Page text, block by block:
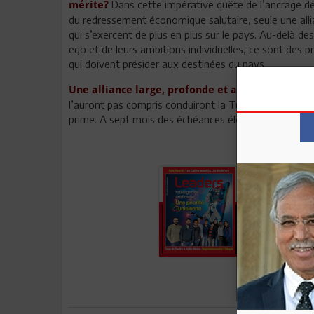
mérite? Dans cette impérative quête de l’ancrage
du redressement économique salutaire, seule une
qui s’exercent de plus en plus sur le pays. Au-delà
ego et de leurs ambitions individuelles, ce sont des
qui doivent présider aux destinées du pays.
Une alliance large, profonde et agissante
l’auront pas compris conduiront la Tunisie vers le
prime. A sept mois des échéances électorales, ce